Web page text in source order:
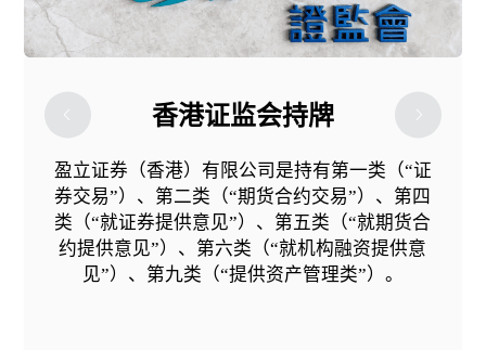
香港证监会持牌
盈立证券（香港）有限公司是持有第一类（“证
券交易”）、第二类（“期货合约交易”）、第四
类（“就证券提供意见”）、第五类（“就期货合
约提供意见”）、第六类（“就机构融资提供意
见”）、第九类（“提供资产管理类”）。